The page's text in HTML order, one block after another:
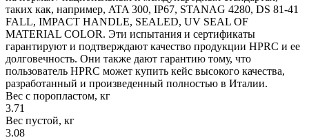
таких как, например, ATA 300, IP67, STANAG 4280, DS 81-41
FALL, IMPACT HANDLE, SEALED, UV SEAL OF
MATERIAL COLOR. Эти испытания и сертификаты
гарантируют и подтверждают качество продукции HPRC и ее
долговечность. Они также дают гарантию тому, что
пользователь HPRC может купить кейс высокого качества,
разработанный и произведенный полностью в Италии.
Вес с поропластом, кг
3.71
Вес пустой, кг
3.08